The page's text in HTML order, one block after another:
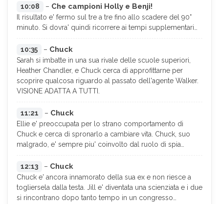
10:08 – Che campioni Holly e Benji!
Il risultato e' fermo sul tre a tre fino allo scadere del 90°
minuto. Si dovra' quindi ricorrere ai tempi supplementari…
10:35 – Chuck
Sarah si imbatte in una sua rivale delle scuole superiori,
Heather Chandler, e Chuck cerca di approfittarne per
scoprire qualcosa riguardo al passato dell'agente Walker.
VISIONE ADATTA A TUTTI.
11:21 – Chuck
Ellie e' preoccupata per lo strano comportamento di
Chuck e cerca di spronarlo a cambiare vita. Chuck, suo
malgrado, e' sempre piu' coinvolto dal ruolo di spia…
12:13 – Chuck
Chuck e' ancora innamorato della sua ex e non riesce a
togliersela dalla testa. Jill e' diventata una scienziata e i due
si rincontrano dopo tanto tempo in un congresso…